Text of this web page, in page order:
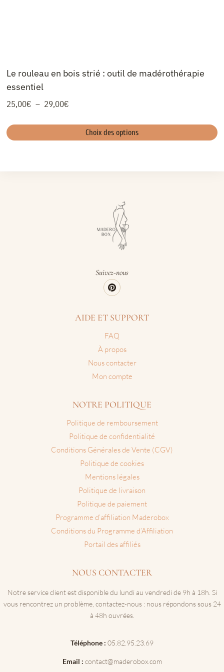
Le rouleau en bois strié : outil de madérothérapie
essentiel
25,00€ – 29,00€Plage
prix :
25,00€
29,00€
Choix des options
a
Suivez-nous
AIDE ET SUPPORT
FAQ
À propos
Nous contacter
Mon compte
NOTRE POLITIQUE
Politique de remboursement
Politique de confidentialité
Conditions Générales de Vente (CGV)
Politique de cookies
Mentions légales
Politique de livraison
Politique de paiement
Programme d’affiliation Maderobox
Conditions du Programme d’Affiliation
Portail des affiliés
NOUS CONTACTER
Notre service client est disponible du lundi au vendredi de 9h à 18h. Si
vous rencontrez un problème, contactez-nous : nous répondons sous 24
à 48h ouvrées.
Téléphone : 05.82.95.23.69
Email : contact@maderobox.com